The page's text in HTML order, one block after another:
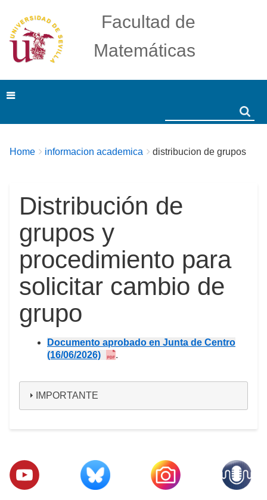
Facultad de
Matemáticas
Breadcrumbs
You
Home informacion academica distribucion de grupos
Distribución de
grupos y
procedimiento para
solicitar cambio de
grupo
Documento aprobado en Junta de Centro
(16/06/2026)
.
IMPORTANTE